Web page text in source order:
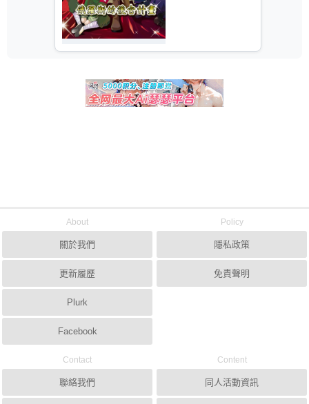
About
關於我們
更新履歷
Plurk
Facebook
Policy
隱私政策
免責聲明
Contact
聯絡我們
Content
同人活動資訊